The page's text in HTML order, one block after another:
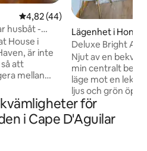
4,82 av 5 i genomsnittligt
4,82 (44)
husbåt -
House i
är inte
att
mellan
berömda
kan nå och
Lägenhet i Hong
Deluxe Bright
Njut av en
min centralt
läge mot en
ljus och grön
Det är 2 minuters
centrala
promenad till
för
i Cape D'Aguilar